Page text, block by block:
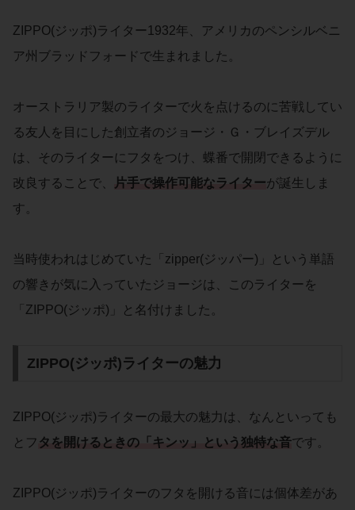
ZIPPO(ジッポ)ライター1932年、アメリカのペンシルベニ
ア州ブラッドフォードで生まれました。
オーストラリア製のライターで火を点けるのに苦戦してい
る友人を目にした創立者のジョージ・Ｇ・ブレイズデル
は、そのライターにフタをつけ、蝶番で開閉できるように
改良することで、
片手で操作可能なライターが誕生しま
す。
当時使われはじめていた「zipper(ジッパー)」という単語
の響きが気に入っていたジョージは、このライターを
「ZIPPO(ジッポ)」と名付けました。
ZIPPO(ジッポ)ライターの魅力
ZIPPO(ジッポ)ライターの最大の魅力は、なんといっても
とフ タを開けるときの「キンッ」という独特な音です。
ZIPPO(ジッポ)ライターのフタを開ける音には個体差があ